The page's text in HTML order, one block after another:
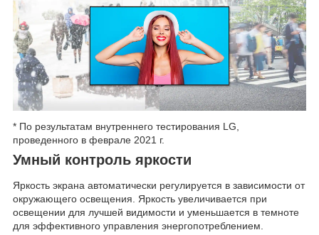
* По результатам внутреннего тестирования LG,
проведенного в феврале 2021 г.
Умный контроль яркости
Яркость экрана автоматически регулируется в зависимости от
окружающего освещения. Яркость увеличивается при
освещении для лучшей видимости и уменьшается в темноте
для эффективного управления энергопотреблением.